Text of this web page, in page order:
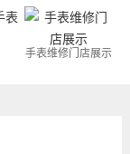
手表维修门店展示